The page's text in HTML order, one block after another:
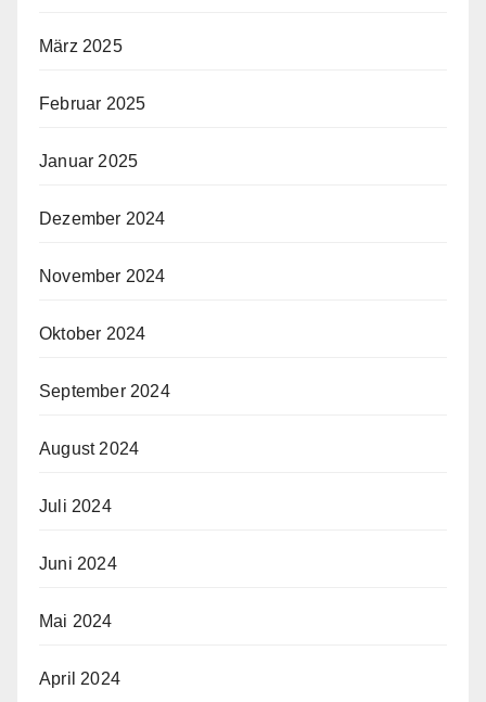
März 2025
Februar 2025
Januar 2025
Dezember 2024
November 2024
Oktober 2024
September 2024
August 2024
Juli 2024
Juni 2024
Mai 2024
April 2024